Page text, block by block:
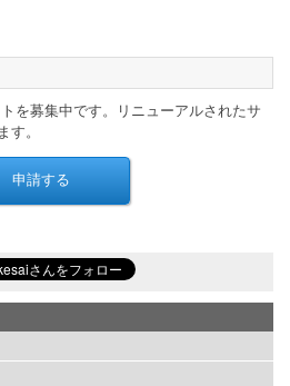
を募集中です。リニューアルされたサ
す。